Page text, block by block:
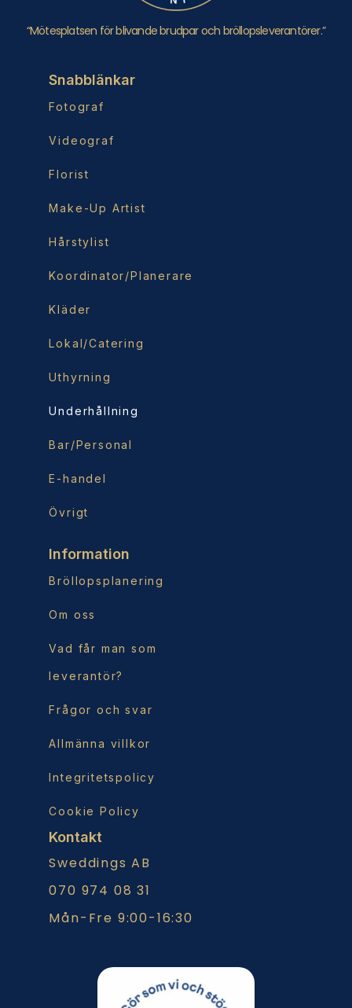
“Mötesplatsen för blivande brudpar och bröllopsleverantörer.”
Snabblänkar
Fotograf
Videograf
Florist
Make-Up Artist
Hårstylist
Koordinator/Planerare
Kläder
Lokal/Catering
Uthyrning
Underhållning
Bar/Personal
E-handel
Övrigt
Information
Bröllopsplanering
Om oss
Vad får man som
leverantör?
Frågor och svar
Allmänna villkor
Integritetspolicy
Cookie Policy
Kontakt
Sweddings AB
070 974 08 31
Mån-Fre 9:00-16:30